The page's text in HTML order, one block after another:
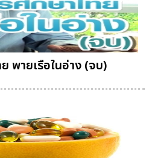
พายเรือในอ่าง (จบ)